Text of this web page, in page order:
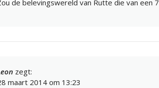
de belevingswereld van Rutte die van een
zegt:
maart 2014 om 13:23